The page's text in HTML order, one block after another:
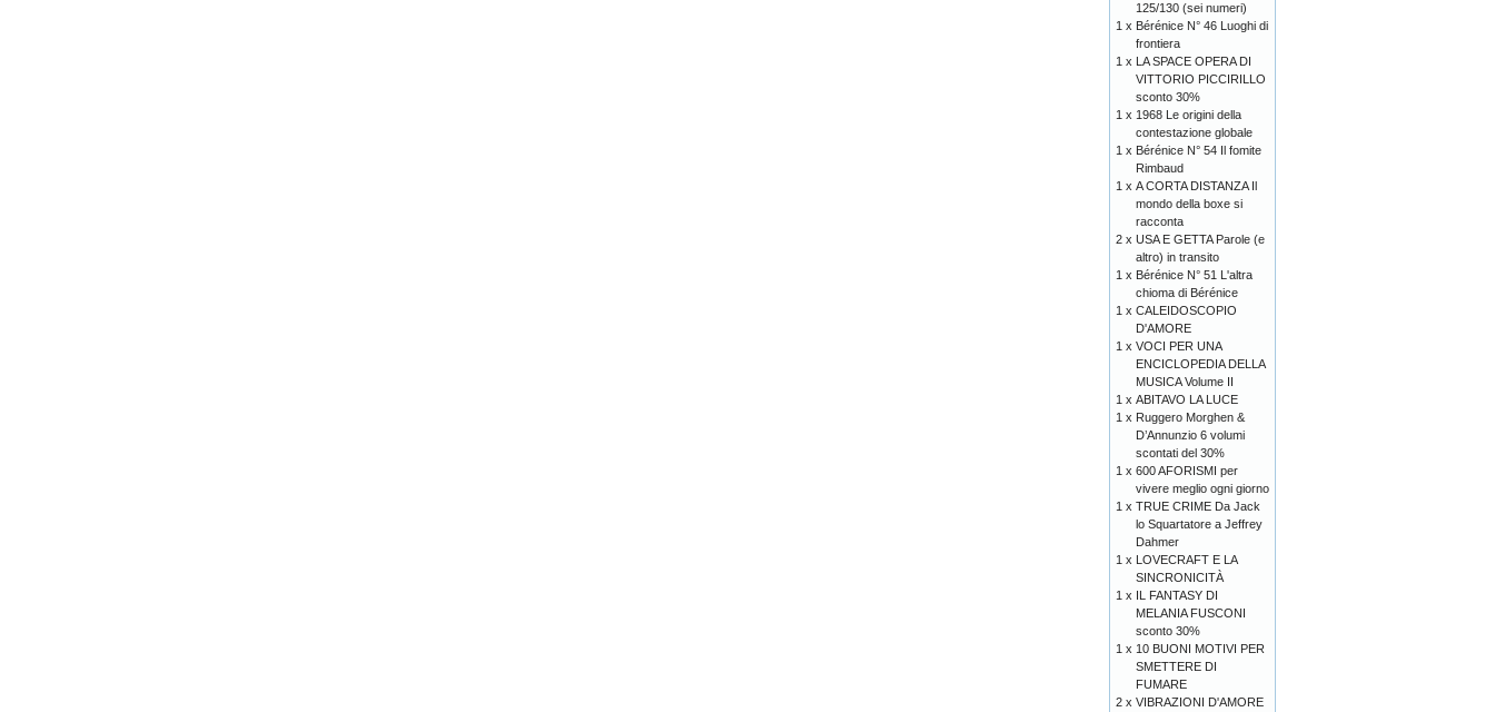
125/130 (sei numeri)
1 x Bérénice N° 46 Luoghi di
frontiera
1 x LA SPACE OPERA DI
VITTORIO PICCIRILLO
sconto 30%
1 x 1968 Le origini della
contestazione globale
1 x Bérénice N° 54 Il fomite
Rimbaud
1 x A CORTA DISTANZA Il
mondo della boxe si
racconta
2 x USA E GETTA Parole (e
altro) in transito
1 x Bérénice N° 51 L'altra
chioma di Bérénice
1 x CALEIDOSCOPIO
D'AMORE
1 x VOCI PER UNA
ENCICLOPEDIA DELLA
MUSICA Volume II
1 x ABITAVO LA LUCE
1 x Ruggero Morghen &
D’Annunzio 6 volumi
scontati del 30%
1 x 600 AFORISMI per
vivere meglio ogni giorno
1 x TRUE CRIME Da Jack
lo Squartatore a Jeffrey
Dahmer
1 x LOVECRAFT E LA
SINCRONICITÀ
1 x IL FANTASY DI
MELANIA FUSCONI
sconto 30%
1 x 10 BUONI MOTIVI PER
SMETTERE DI
FUMARE
2 x VIBRAZIONI D'AMORE